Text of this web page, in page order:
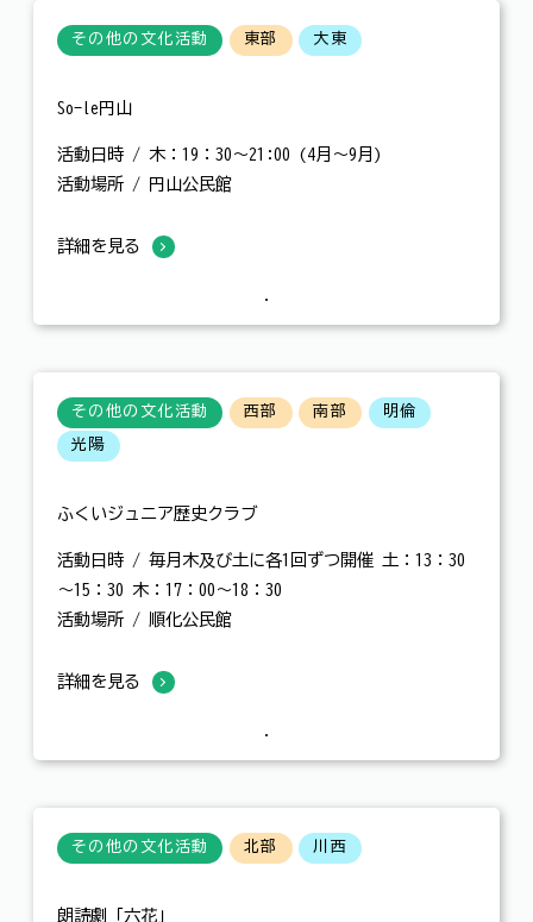
その他の文化活動 東部 大東
So-le円山
活動日時 / 木：19：30～21:00 (4月～9月)
活動場所 / 円山公民館
詳細を見る
その他の文化活動 西部 南部 明倫
光陽
ふくいジュニア歴史クラブ
活動日時 / 毎月木及び土に各1回ずつ開催 土：13：30
～15：30 木：17：00～18：30
活動場所 / 順化公民館
詳細を見る
その他の文化活動 北部 川西
朗読劇「六花」